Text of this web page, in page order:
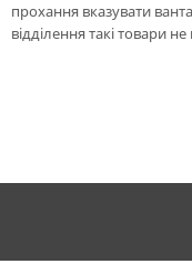
прохання вказувати
відділення такі товари